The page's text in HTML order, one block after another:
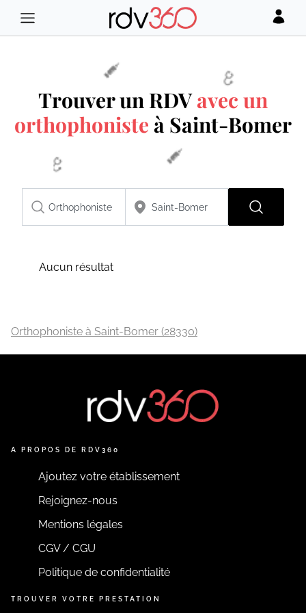
Trouver un RDVavec un
orthophoniste à Saint-Bomer
Aucun résultat
Orthophoniste à Saint-Bomer (28330)
A PROPOS DE RDV360
Ajoutez votre établissement
Rejoignez-nous
Mentions légales
CGV / CGU
Politique de confidentialité
TROUVER VOTRE PRESTATION